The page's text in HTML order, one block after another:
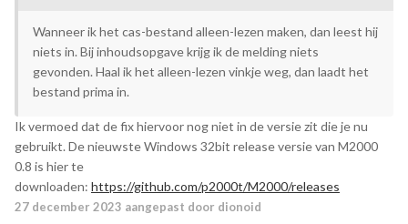
Wanneer ik het cas-bestand alleen-lezen maken, dan leest hij
niets in. Bij inhoudsopgave krijg ik de melding niets
gevonden. Haal ik het alleen-lezen vinkje weg, dan laadt het
bestand prima in.
Ik vermoed dat de fix hiervoor nog niet in de versie zit die je nu
gebruikt. De nieuwste Windows 32bit release versie van M2000
0.8 is hier te
downloaden: https://github.com/p2000t/M2000/releases
27 december 2023 aangepast door dionoid